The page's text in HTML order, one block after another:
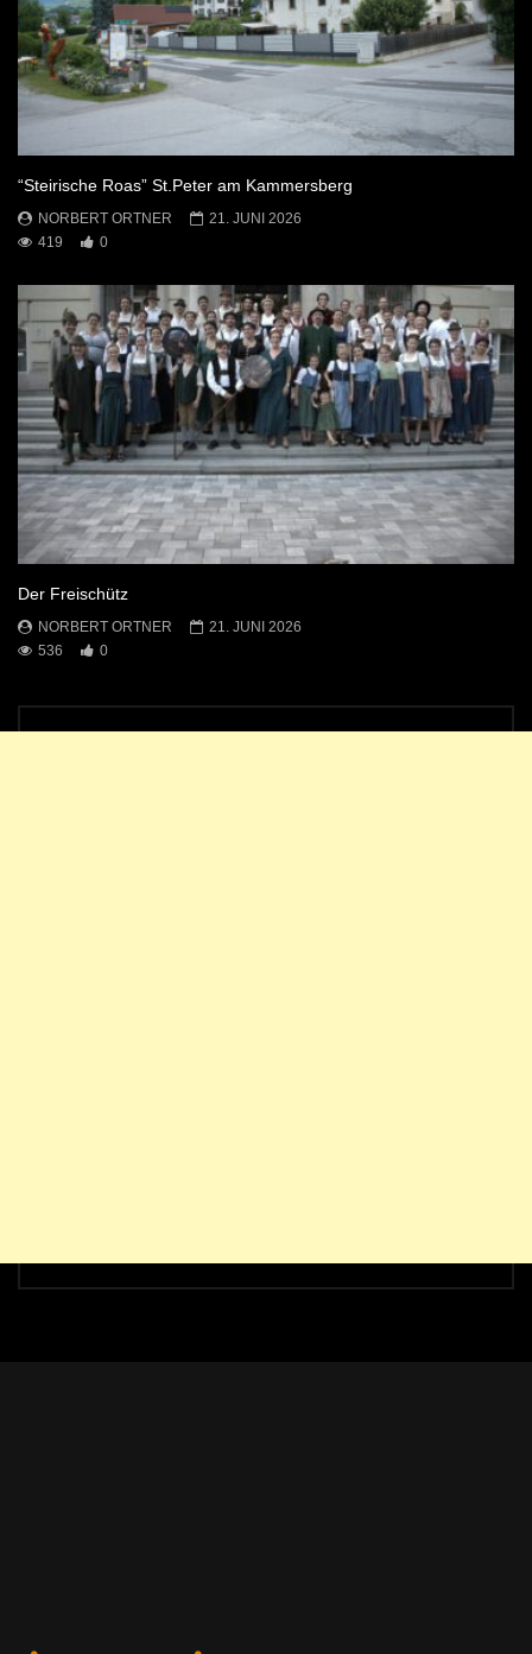
“Steirische Roas” St.Peter am Kammersberg
NORBERT ORTNER
21. JUNI 2026
419
0
Der Freischütz
NORBERT ORTNER
21. JUNI 2026
536
0